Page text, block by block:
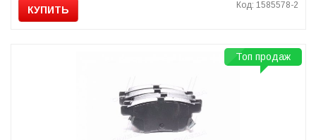
КУПИТЬ Код: 1585578-2
Топ продаж